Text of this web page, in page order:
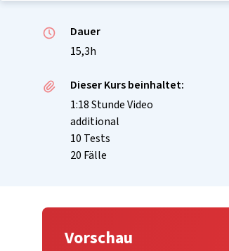
Dauer
15,3h
Dieser Kurs beinhaltet:
1:18 Stunde Video
additional
10 Tests
20 Fälle
Vorschau